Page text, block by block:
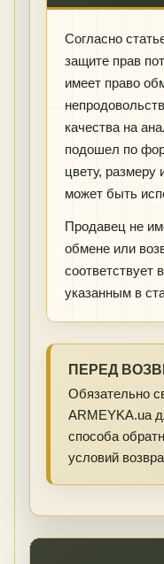
Согласно
защите прав
имеет право
качества на
подошел по
цвету, размеру
может быть
Продавец не
обмене или
соответствует
указанным в
ПЕРЕД
Обязательно
ARMEYKA.ua
способа
условий